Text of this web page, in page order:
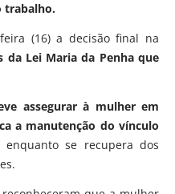
trabalho.
(16) a decisão final na
da Lei Maria da Penha que
assegurar à mulher em
a manutenção do vínculo
enquanto se recupera dos